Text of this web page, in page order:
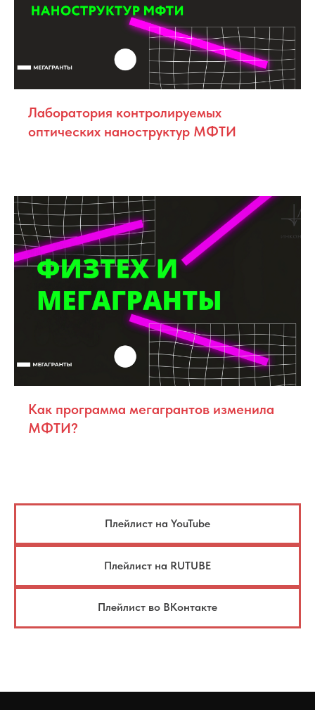
Лаборатория контролируемых
оптических наноструктур МФТИ
Как программа мегагрантов изменила
МФТИ?
Плейлист на YouTube
Плейлист на RUTUBE
Плейлист во ВКонтакте